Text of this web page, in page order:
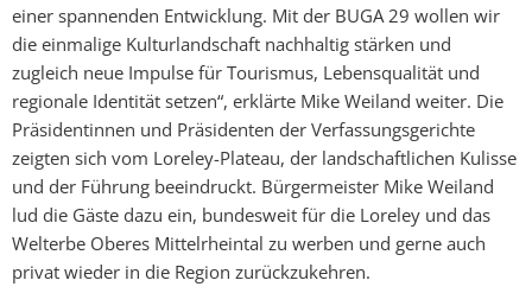
einer spannenden Entwicklung. Mit der BUGA 29 wollen wir
die einmalige Kulturlandschaft nachhaltig stärken und
zugleich neue Impulse für Tourismus, Lebensqualität und
regionale Identität setzen“, erklärte Mike Weiland weiter. Die
Präsidentinnen und Präsidenten der Verfassungsgerichte
zeigten sich vom Loreley-Plateau, der landschaftlichen Kulisse
und der Führung beeindruckt. Bürgermeister Mike Weiland
lud die Gäste dazu ein, bundesweit für die Loreley und das
Welterbe Oberes Mittelrheintal zu werben und gerne auch
privat wieder in die Region zurückzukehren.